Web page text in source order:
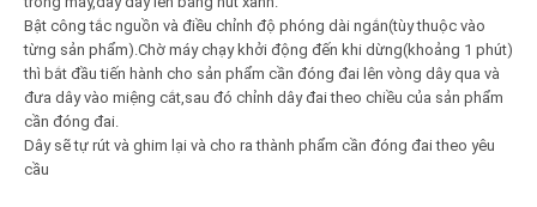
Bật công tắc nguồn và điều chỉnh độ phóng dài ngắn(tùy thuộc vào
từng sản phẩm).Chờ máy chạy khởi động đến khi dừng(khoảng 1 phút)
thì bắt đầu tiến hành cho sản phẩm cần đóng đai lên vòng dây qua và
đưa dây vào miệng cắt,sau đó chỉnh dây đai theo chiều của sản phẩm
cần đóng đai.
Dây sẽ tự rút và ghim lại và cho ra thành phẩm cần đóng đai theo yêu
cầu